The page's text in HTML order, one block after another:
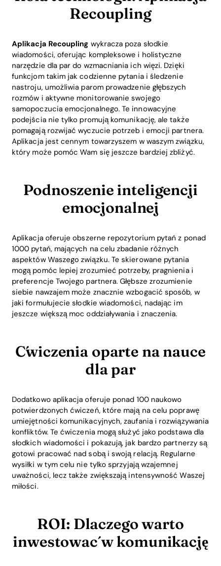
Blog
Download
Recoupling
Aplikacja Recoupling wykracza poza słodkie
wiadomości, oferując kompleksowe i holistyczne
narzędzie dla par do wzmacniania ich więzi. Dzięki
funkcjom takim jak codzienne pytania i śledzenie
nastroju, umożliwia parom prowadzenie głębszych
rozmów i aktywne monitorowanie swojego
samopoczucia emocjonalnego. Te innowacyjne
podejścia nie tylko promują komunikację, ale także
pomagają rozwijać wyczucie potrzeb i emocji partnera.
Aplikacja jest cennym towarzyszem w waszym związku,
który może pomóc Wam się jeszcze bardziej zbliżyć.
Podnoszenie inteligencji
emocjonalnej
Aplikacja oferuje obszerne repozytorium pytań z ponad
1000 pytań, mających na celu zbadanie różnych
aspektów Waszego związku. Te skierowane pytania
mogą pomóc lepiej zrozumieć potrzeby, pragnienia i
preferencje Twojego partnera. Głębsze zrozumienie
siebie nawzajem może znacznie wzbogacić sposób, w
jaki formułujecie słodkie wiadomości, nadając im
jeszcze większą moc oddziaływania i znaczenia.
Ćwiczenia oparte na nauce
dla par
Dodatkowo aplikacja oferuje ponad 100 naukowo
potwierdzonych ćwiczeń, które mają na celu poprawę
umiejętności komunikacyjnych, zaufania i rozwiązywania
konfliktów. Te ćwiczenia mogą służyć jako podstawa dla
słodkich wiadomości i pokazują, jak bardzo partnerzy są
gotowi pracować nad sobą i swoją relacją. Regularne
wysiłki w tym celu nie tylko sprzyjają wzajemnej
uważności, lecz także zwiększają intensywność Waszej
miłości.
ROI: Dlaczego warto
inwestować w komunikację